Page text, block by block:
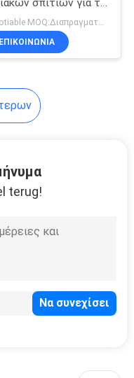
σπιτιών για το
negotiable MOQ:Διαπραγματεύσιμος
ΕΠΙΚΟΙΝΩΝΙΑ
terug!